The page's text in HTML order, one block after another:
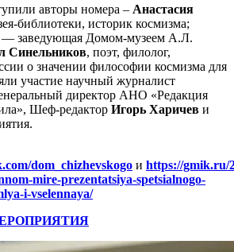
авторы номера – Анастасия
библиотеки, историк космизма;
— заведующая Домом-музеем А.Л.
Синельников, поэт, филолог,
о значении философии космизма для
участие научный журналист
директор АНО «Редакция
Шеф-редактор Игорь Харичев и
dom_chizhevskogo и https://gmik.ru/
mire-prezentatsiya-spetsialnogo-
i-vselennaya/